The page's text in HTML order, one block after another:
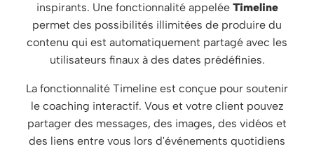
inspirants. Une fonctionnalité appelée Timeline
permet des possibilités illimitées de produire du
contenu qui est automatiquement partagé avec les
utilisateurs finaux à des dates prédéfinies.
La fonctionnalité Timeline est conçue pour soutenir
le coaching interactif. Vous et votre client pouvez
partager des messages, des images, des vidéos et
des liens entre vous lors d'événements quotidiens